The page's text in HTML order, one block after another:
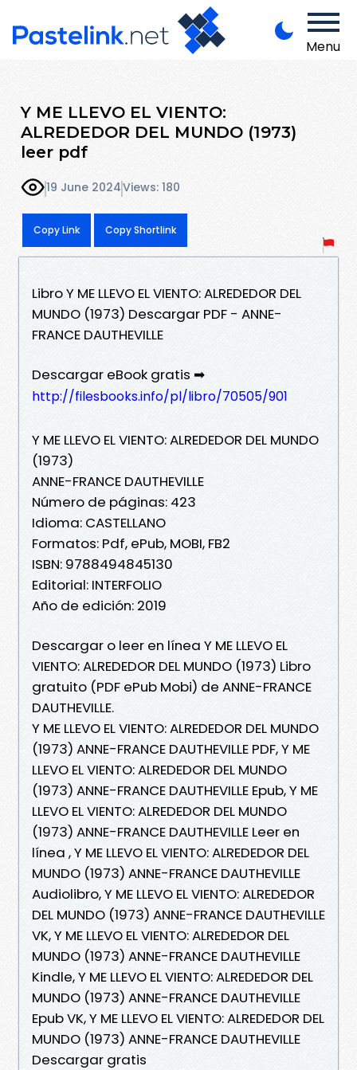
Menu
Y ME LLEVO EL VIENTO:
ALREDEDOR DEL MUNDO (1973)
leer pdf
19 June 2024Views: 180
Copy Link Copy Shortlink
Libro Y ME LLEVO EL VIENTO: ALREDEDOR DEL
MUNDO (1973) Descargar PDF - ANNE-
FRANCE DAUTHEVILLE
Descargar eBook gratis ➡
http://filesbooks.info/pl/libro/70505/901
Y ME LLEVO EL VIENTO: ALREDEDOR DEL MUNDO
(1973)
ANNE-FRANCE DAUTHEVILLE
Número de páginas: 423
Idioma: CASTELLANO
Formatos: Pdf, ePub, MOBI, FB2
ISBN: 9788494845130
Editorial: INTERFOLIO
Año de edición: 2019
Descargar o leer en línea Y ME LLEVO EL
VIENTO: ALREDEDOR DEL MUNDO (1973) Libro
gratuito (PDF ePub Mobi) de ANNE-FRANCE
DAUTHEVILLE.
Y ME LLEVO EL VIENTO: ALREDEDOR DEL MUNDO
(1973) ANNE-FRANCE DAUTHEVILLE PDF, Y ME
LLEVO EL VIENTO: ALREDEDOR DEL MUNDO
(1973) ANNE-FRANCE DAUTHEVILLE Epub, Y ME
LLEVO EL VIENTO: ALREDEDOR DEL MUNDO
(1973) ANNE-FRANCE DAUTHEVILLE Leer en
línea , Y ME LLEVO EL VIENTO: ALREDEDOR DEL
MUNDO (1973) ANNE-FRANCE DAUTHEVILLE
Audiolibro, Y ME LLEVO EL VIENTO: ALREDEDOR
DEL MUNDO (1973) ANNE-FRANCE DAUTHEVILLE
VK, Y ME LLEVO EL VIENTO: ALREDEDOR DEL
MUNDO (1973) ANNE-FRANCE DAUTHEVILLE
Kindle, Y ME LLEVO EL VIENTO: ALREDEDOR DEL
MUNDO (1973) ANNE-FRANCE DAUTHEVILLE
Epub VK, Y ME LLEVO EL VIENTO: ALREDEDOR DEL
MUNDO (1973) ANNE-FRANCE DAUTHEVILLE
Descargar gratis